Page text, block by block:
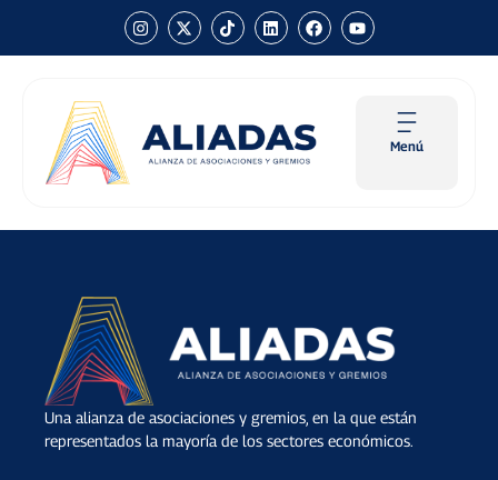
Menú
Una alianza de asociaciones y gremios, en la que están
representados la mayoría de los sectores económicos.